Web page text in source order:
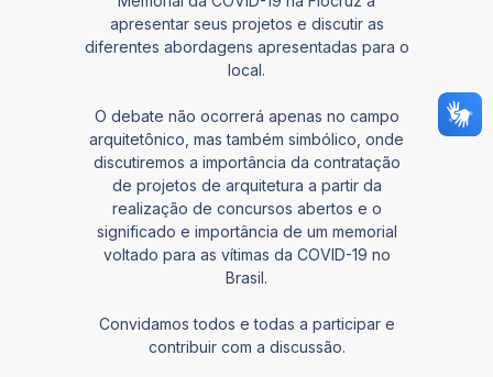
apresentar seus projetos e discutir as
diferentes abordagens apresentadas para o
local.
O debate não ocorrerá apenas no campo
arquitetônico, mas também simbólico, onde
discutiremos a importância da contratação
de projetos de arquitetura a partir da
realização de concursos abertos e o
significado e importância de um memorial
voltado para as vítimas da COVID-19 no
Brasil.
Convidamos todos e todas a participar e
contribuir com a discussão.